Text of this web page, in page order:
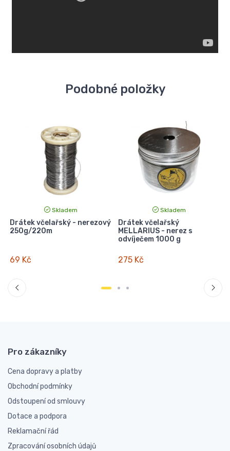
Podobné položky
Skladem
Drátek včelařský - nerezový
250g/220m
69 Kč
Skladem
Drátek včelařský
MELLARIUS - nerez s
odvíječem 1000 g
275 Kč
Pro zákazníky
Cena dopravy a platby
Obchodní podmínky
Odstoupení od smlouvy
Dotace a podpora
Reklamační řád
Zpracování osobních údajů